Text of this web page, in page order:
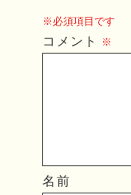
※必須項目です
コメント ※
名前